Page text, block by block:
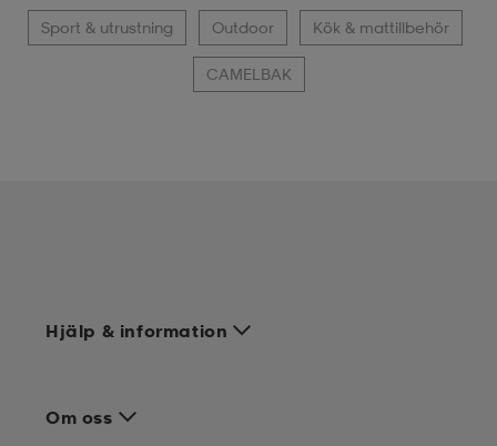
Sport & utrustning Outdoor Kök & mattillbehör
CAMELBAK
Hjälp & information
Om oss